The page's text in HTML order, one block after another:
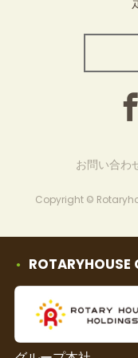
お問い合わ
Copyright ©
ROTARYHOUSE